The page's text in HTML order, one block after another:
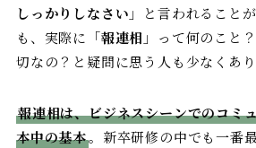
しっかりしなさい 」と言われること
も、実際に「報連相 」って何のこと
切なの？と疑問に思う人も少なくあり
報連相は、ビジネスシーンでのコミ
本中の基本。新卒研修の中でも一番